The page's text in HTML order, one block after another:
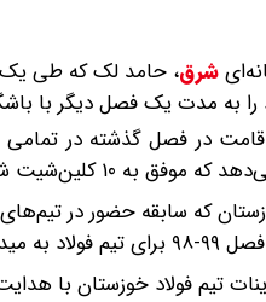
شرق، حامد لک که طی
را به مدت یک فصل دیگر با
از دروازه، یک پاس گل نیز برای تیمش به ثبت رسانده است.
که سابقه حضور در
ادامه خواهد داد.
تیم فولاد خوزستان با